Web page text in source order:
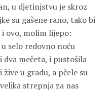
u djetinjstvu je skroz
su gašene rano, tako bi
i ovo, molim lijepo:
selo redovno noću
dva mečeta, i pustošila
u gradu, a pčele su
strepnja za nas